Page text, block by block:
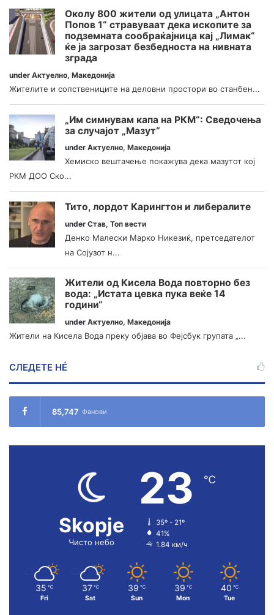
Околу 800 жители од улицата „Антон
Попов 1“ стравуваат дека ископите за
подземната сообраќајница кај „Лимак“
ќе ја загрозат безбедноста на нивната
зграда
under Актуелно, Македонија
Жителите и сопствениците на деловни простори во станбен...
„Им симнувам капа на РКМ“: Сведочења
за случајот „Мазут“
under Актуелно, Македонија
Хемиско вештачење покажува дека мазутот кој
РКМ ДОО Ско...
Тито, лордот Карингтон и либералите
under Став, Топ вести
Денко Малески Марко Никезиќ, претседателот
на Сојузот н...
Жители од Кисела Вода повторно без
вода: „Истата цевка пука веќе 14
години“
under Актуелно, Македонија
Жители на Кисела Вода преку објава во Фејсбук групата „...
СЛЕДЕТЕ НÉ
85,747 Фанови
Skopje
Чисто небо
23 ℃
35º - 21º
41%
1.84 км/ч
35 ℃
Fri
37 ℃
Sat
39 ℃
Sun
39 ℃
Mon
40 ℃
Tue